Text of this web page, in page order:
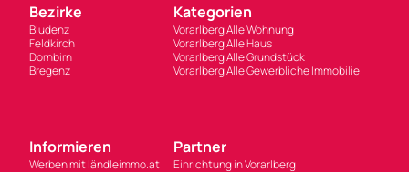
Bezirke
Bludenz
Feldkirch
Dornbirn
Bregenz
Kategorien
Vorarlberg Alle Wohnung
Vorarlberg Alle Haus
Vorarlberg Alle Grundstück
Vorarlberg Alle Gewerbliche Immobilie
Informieren
Werben mit ländleimmo.at
Partner
Einrichtung in Vorarlberg